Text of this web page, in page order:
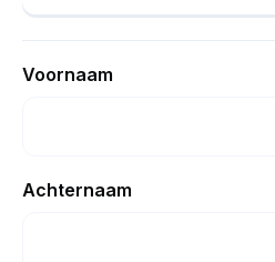
Voornaam
Achternaam